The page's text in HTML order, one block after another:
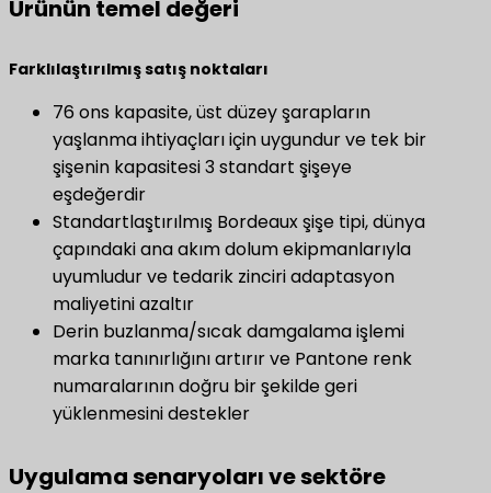
Ürünün temel değeri
​Farklılaştırılmış satış noktaları​
76 ons kapasite, üst düzey şarapların
yaşlanma ihtiyaçları için uygundur ve tek bir
şişenin kapasitesi 3 standart şişeye
eşdeğerdir
Standartlaştırılmış Bordeaux şişe tipi, dünya
çapındaki ana akım dolum ekipmanlarıyla
uyumludur ve tedarik zinciri adaptasyon
maliyetini azaltır
Derin buzlanma/sıcak damgalama işlemi
marka tanınırlığını artırır ve Pantone renk
numaralarının doğru bir şekilde geri
yüklenmesini destekler
Uygulama senaryoları ve sektöre